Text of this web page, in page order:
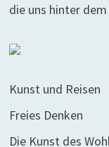
die uns hinter
Kunst und Reisen
Freies Denken
Die Kunst des